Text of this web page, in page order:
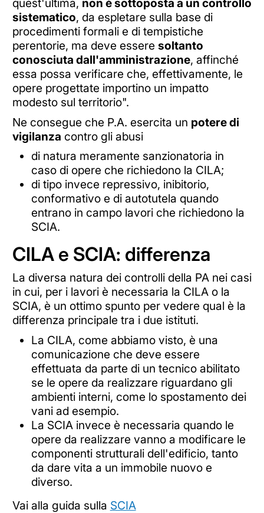
quest'ultima, non è sottoposta a un controllo
sistematico, da espletare sulla base di
procedimenti formali e di tempistiche
perentorie, ma deve essere soltanto
conosciuta dall'amministrazione, affinché
essa possa verificare che, effettivamente, le
opere progettate importino un impatto
modesto sul territorio".
Ne consegue che P.A. esercita un potere di
vigilanza contro gli abusi
di natura meramente sanzionatoria in
caso di opere che richiedono la CILA;
di tipo invece repressivo, inibitorio,
conformativo e di autotutela quando
entrano in campo lavori che richiedono la
SCIA.
CILA e SCIA: differenza
La diversa natura dei controlli della PA nei casi
in cui, per i lavori è necessaria la CILA o la
SCIA, è un ottimo spunto per vedere qual è la
differenza principale tra i due istituti.
La CILA, come abbiamo visto, è una
comunicazione che deve essere
effettuata da parte di un tecnico abilitato
se le opere da realizzare riguardano gli
ambienti interni, come lo spostamento dei
vani ad esempio.
La SCIA invece è necessaria quando le
opere da realizzare vanno a modificare le
componenti strutturali dell'edificio, tanto
da dare vita a un immobile nuovo e
diverso.
Vai alla guida sulla SCIA